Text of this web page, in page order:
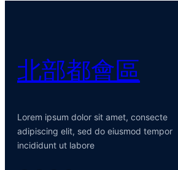
北部都會區
Lorem ipsum dolor sit amet, consecte
adipiscing elit, sed do eiusmod tempor
incididunt ut labore